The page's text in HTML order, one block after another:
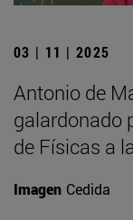
03 | 11 | 2025
Antonio de
galardonado
de Físicas a
Imagen Cedida